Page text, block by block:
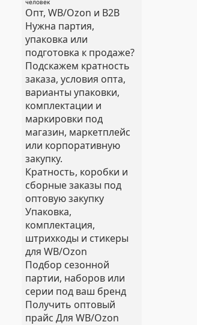
человек
Опт, WB/Ozon и B2B
Нужна партия,
упаковка или
подготовка к продаже?
Подскажем кратность
заказа, условия опта,
варианты упаковки,
комплектации и
маркировки под
магазин, маркетплейс
или корпоративную
закупку.
Кратность, коробки и
сборные заказы под
оптовую закупку
Упаковка,
комплектация,
штрихкоды и стикеры
для WB/Ozon
Подбор сезонной
партии, наборов или
серии под ваш бренд
Получить оптовый
прайс Для WB/Ozon